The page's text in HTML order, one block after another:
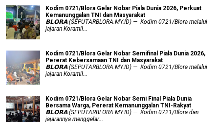
Kodim 0721/Blora Gelar Nobar Piala Dunia 2026, Perkuat
Kemanunggalan TNI dan Masyarakat
𝗕𝗟𝗢𝗥𝗔 (SEPUTARBLORA.MY.ID) — Kodim 0721/Blora melalui
jajaran Koramil...
Kodim 0721/Blora Gelar Nobar Semifinal Piala Dunia 2026,
Pererat Kebersamaan TNI dan Masyarakat
𝗕𝗟𝗢𝗥𝗔 (SEPUTARBLORA.MY.ID) — Kodim 0721/Blora melalui
jajaran Koramil...
Kodim 0721/Blora Gelar Nobar Semi Final Piala Dunia
Bersama Warga, Pererat Kemanunggalan TNI-Rakyat
𝗕𝗟𝗢𝗥𝗔 (SEPUTARBLORA.MY.ID) — Kodim 0721/Blora dan
jajarannya menggelar...